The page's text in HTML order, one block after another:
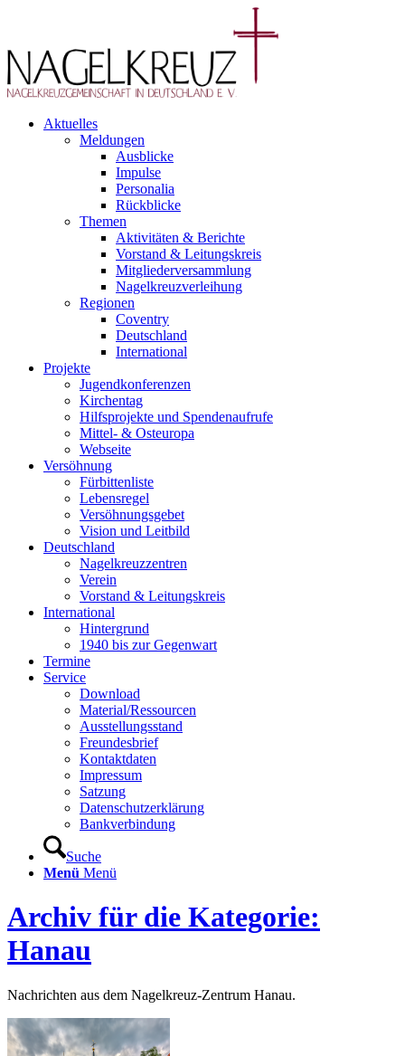
Aktuelles
Meldungen
Ausblicke
Impulse
Personalia
Rückblicke
Themen
Aktivitäten & Berichte
Vorstand & Leitungskreis
Mitgliederversammlung
Nagelkreuzverleihung
Regionen
Coventry
Deutschland
International
Projekte
Jugendkonferenzen
Kirchentag
Hilfsprojekte und Spendenaufrufe
Mittel- & Osteuropa
Webseite
Versöhnung
Fürbittenliste
Lebensregel
Versöhnungsgebet
Vision und Leitbild
Deutschland
Nagelkreuzzentren
Verein
Vorstand & Leitungskreis
International
Hintergrund
1940 bis zur Gegenwart
Termine
Service
Download
Material/Ressourcen
Ausstellungsstand
Freundesbrief
Kontaktdaten
Impressum
Satzung
Datenschutzerklärung
Bankverbindung
Suche
Menü Menü
Archiv für die Kategorie:
Hanau
Nachrichten aus dem Nagelkreuz-Zentrum Hanau.